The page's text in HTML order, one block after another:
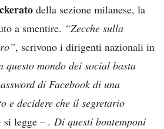
della sezione milanese, la
a smentire. “Zecche sulla
, scrivono i dirigenti nazionali in
questo mondo dei social basta
di Facebook di una
e decidere che il segretario
si legge – . Di questi bontemponi